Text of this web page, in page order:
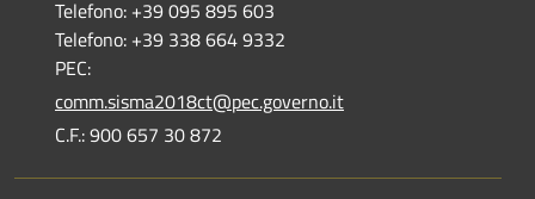
Telefono: +39 095 895 603
Telefono: +39 338 664 9332
PEC:
comm.sisma2018ct@pec.governo.it
C.F.: 900 657 30 872